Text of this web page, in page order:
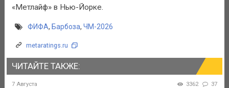
«Метлайф» в Нью-Йорке.
ФИФА, Барбоза, ЧМ-2026
metaratings.ru
ЧИТАЙТЕ ТАКЖЕ:
7 Августа 3362 37